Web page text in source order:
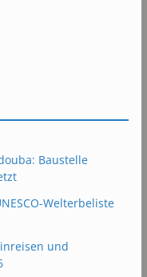
Baustelle
Welterbeliste
und